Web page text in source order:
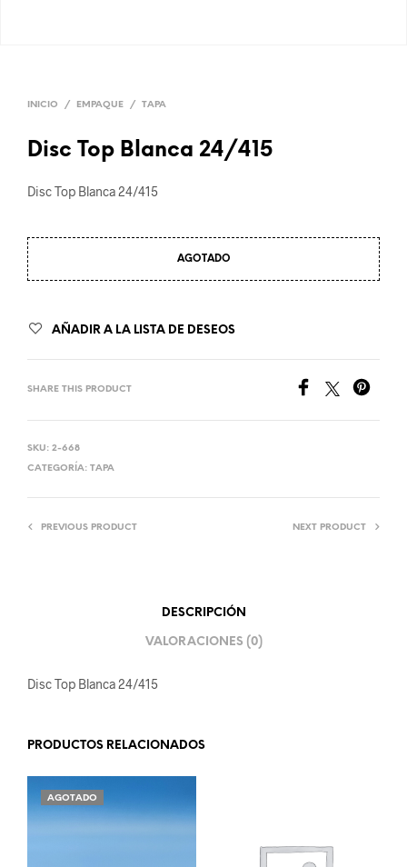
INICIO / EMPAQUE / TAPA
Disc Top Blanca 24/415
Disc Top Blanca 24/415
AGOTADO
AÑADIR A LA LISTA DE DESEOS
SHARE THIS PRODUCT
SKU: 2-668
CATEGORÍA: TAPA
PREVIOUS PRODUCT NEXT PRODUCT
DESCRIPCIÓN
VALORACIONES (0)
Disc Top Blanca 24/415
PRODUCTOS RELACIONADOS
AGOTADO